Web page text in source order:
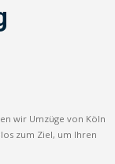
wir Umzüge von Köln
zum Ziel, um Ihren